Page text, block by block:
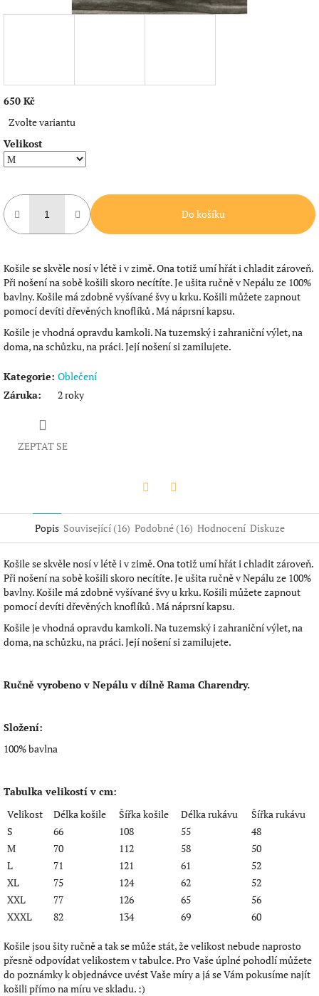
650 Kč
cena:
Zvolte variantu
Velikost
Do košíku
Košile se skvěle nosí v létě i v zimě. Ona totiž umí hřát i chladit zároveň.
Při nošení na sobě košili skoro necítíte. Je ušita ručně v Nepálu ze 100%
bavlny. Košile má zdobně vyšívané švy u krku. Košili můžete zapnout
pomocí devíti dřevěných knoflíků . Má náprsní kapsu.
Košile je vhodná opravdu kamkoli. Na tuzemský i zahraniční výlet, na
doma, na schůzku, na práci. Její nošení si zamilujete.
Kategorie: Oblečení
Záruka: 2 roky
ZEPTAT SE
Popis Související (16) Podobné (16) Hodnocení Diskuze
Košile se skvěle nosí v létě i v zimě. Ona totiž umí hřát i chladit zároveň.
Při nošení na sobě košili skoro necítíte. Je ušita ručně v Nepálu ze 100%
bavlny. Košile má zdobně vyšívané švy u krku. Košili můžete zapnout
pomocí devíti dřevěných knoflíků . Má náprsní kapsu.
Košile je vhodná opravdu kamkoli. Na tuzemský i zahraniční výlet, na
doma, na schůzku, na práci. Její nošení si zamilujete.
Ručně vyrobeno v Nepálu v dílně Rama Charendry.
Složení:
100% bavlna
Tabulka velikostí v cm:
Velikost
Délka košile Šířka košile Délka rukávu
Šířka rukávu
S
66 108 55
48
M
70 112 58
50
L
71 121 61
52
XL
75 124 62
52
XXL
77 126 65
56
XXXL
82 134 69 60
Košile jsou šity ručně a tak se může stát, že velikost nebude naprosto
přesně odpovídat velikostem v tabulce. Pro Vaše úplné pohodlí můžete
do poznámky k objednávce uvést Vaše míry a já se Vám pokusíme najít
košili přímo na míru ve skladu. :)